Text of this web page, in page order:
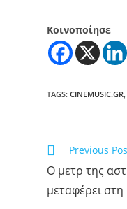
Κοινοποίησε
TAGS:CINEMUSIC.GR
Previous
Ο μετρ της
μεταφέρει